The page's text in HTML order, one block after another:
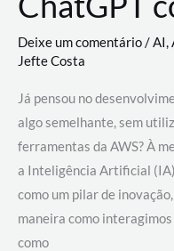
Deixe um comentário/AI,
Jefte Costa
Já pensou no
algo semelhante, sem
ferramentas da AWS? À
a Inteligência Artificial
como um pilar de
maneira como
como